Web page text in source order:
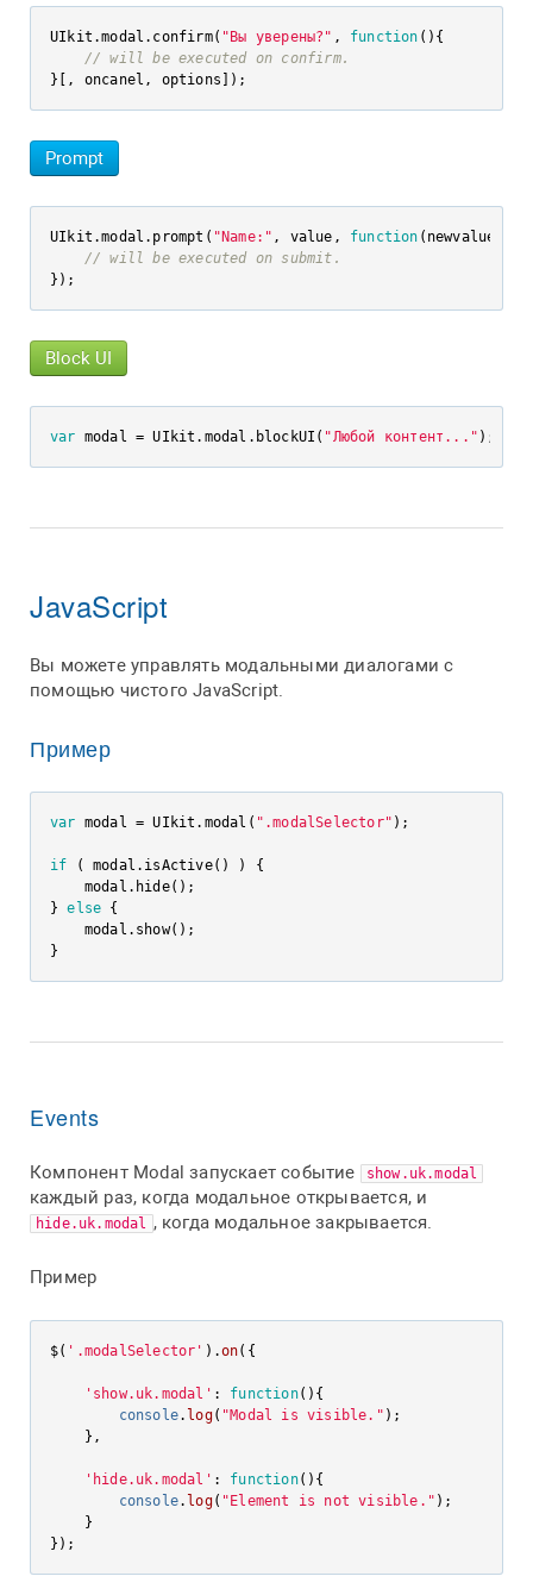
UIkit.modal.confirm( "Вы уверены?" , function ( ) {
// will be executed on confirm.
}[, oncanel, options]);
Prompt
UIkit.modal.prompt( "Name:" , value, function ( newvalue
// will be executed on submit.
});
Block UI
var modal = UIkit.modal.blockUI( "Любой контент..." );
JavaScript
Вы можете управлять модальными диалогами с
помощью чистого JavaScript.
Пример
var modal = UIkit.modal( ".modalSelector" );
if ( modal.isActive() ) {
    modal.hide();
} else {
    modal.show();
}
Events
Компонент Modal запускает событие show.uk.modal
каждый раз, когда модальное открывается, и
hide.uk.modal , когда модальное закрывается.
Пример
$( '.modalSelector' ).on({
'show.uk.modal' : function( ){
console. log( "Modal is visible." );
    },
'hide.uk.modal' : function( ){
console. log( "Element is not visible." );
    }
});